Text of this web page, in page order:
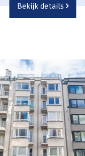
Bekijk details